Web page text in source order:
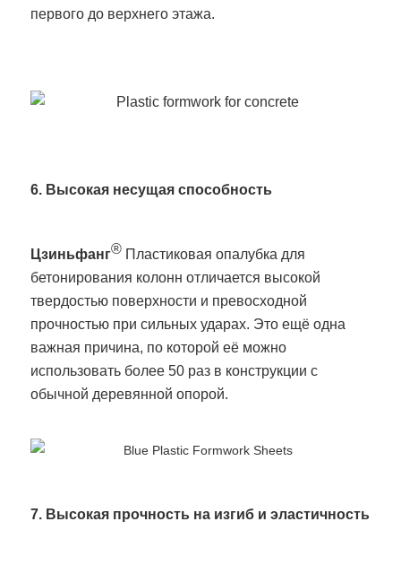
первого до верхнего этажа.
6. Высокая несущая способность
Цзиньфанг® Пластиковая опалубка для
бетонирования колонн отличается высокой
твердостью поверхности и превосходной
прочностью при сильных ударах. Это ещё одна
важная причина, по которой её можно
использовать более 50 раз в конструкции с
обычной деревянной опорой.
7. Высокая прочность на изгиб и эластичность